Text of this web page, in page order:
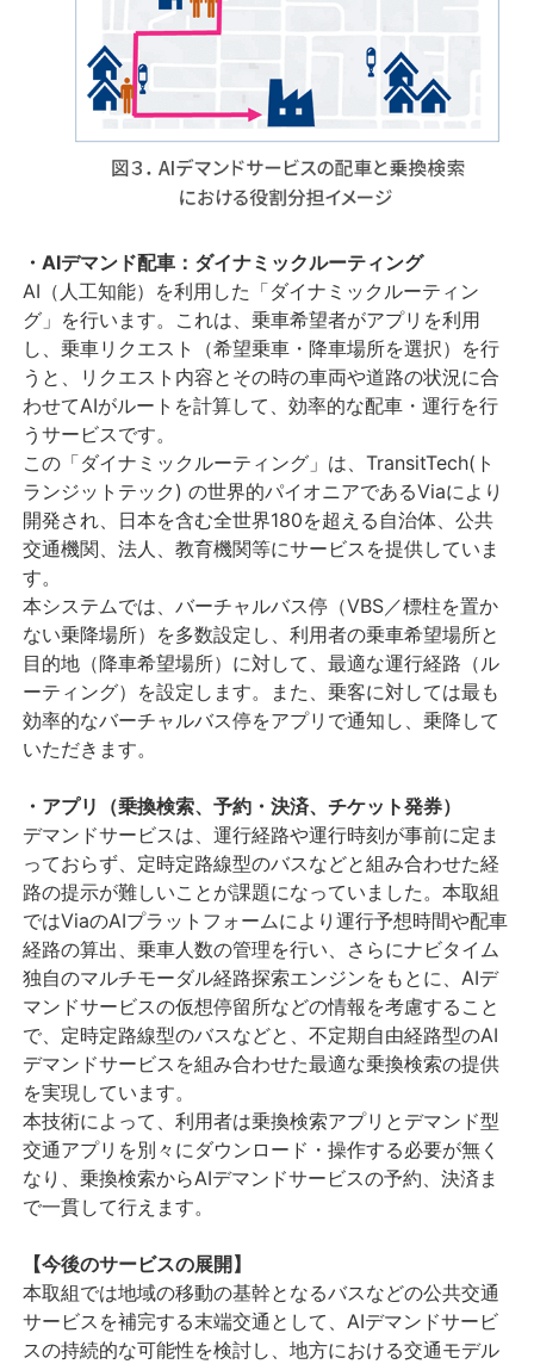
・AIデマンド配車：ダイナミックルーティング
AI（人工知能）を利用した「ダイナミックルーティン
グ」を行います。これは、乗車希望者がアプリを利用
し、乗車リクエスト（希望乗車・降車場所を選択）を行
うと、リクエスト内容とその時の車両や道路の状況に合
わせてAIがルートを計算して、効率的な配車・運行を行
うサービスです。
この「ダイナミックルーティング」は、TransitTech(ト
ランジットテック) の世界的パイオニアであるViaにより
開発され、日本を含む全世界180を超える自治体、公共
交通機関、法人、教育機関等にサービスを提供していま
す。
本システムでは、バーチャルバス停（VBS／標柱を置か
ない乗降場所）を多数設定し、利用者の乗車希望場所と
目的地（降車希望場所）に対して、最適な運行経路（ル
ーティング）を設定します。また、乗客に対しては最も
効率的なバーチャルバス停をアプリで通知し、乗降して
いただきます。
・アプリ（乗換検索、予約・決済、チケット発券）
デマンドサービスは、運行経路や運行時刻が事前に定ま
っておらず、定時定路線型のバスなどと組み合わせた経
路の提示が難しいことが課題になっていました。本取組
ではViaのAIプラットフォームにより運行予想時間や配車
経路の算出、乗車人数の管理を行い、さらにナビタイム
独自のマルチモーダル経路探索エンジンをもとに、AIデ
マンドサービスの仮想停留所などの情報を考慮すること
で、定時定路線型のバスなどと、不定期自由経路型のAI
デマンドサービスを組み合わせた最適な乗換検索の提供
を実現しています。
本技術によって、利用者は乗換検索アプリとデマンド型
交通アプリを別々にダウンロード・操作する必要が無く
なり、乗換検索からAIデマンドサービスの予約、決済ま
で一貫して行えます。
【今後のサービスの展開】
本取組では地域の移動の基幹となるバスなどの公共交通
サービスを補完する末端交通として、AIデマンドサービ
スの持続的な可能性を検討し、地方における交通モデル